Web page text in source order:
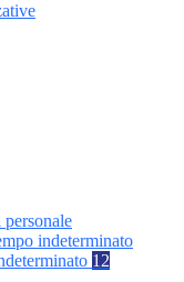
indeterminato
12